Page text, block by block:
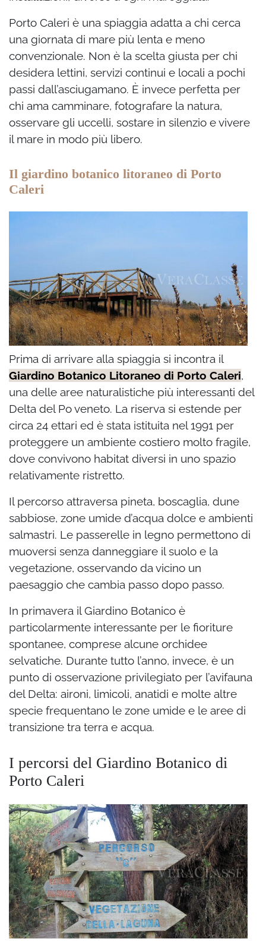
Porto Caleri è una spiaggia adatta a chi cerca
una giornata di mare più lenta e meno
convenzionale. Non è la scelta giusta per chi
desidera lettini, servizi continui e locali a pochi
passi dall’asciugamano. È invece perfetta per
chi ama camminare, fotografare la natura,
osservare gli uccelli, sostare in silenzio e vivere
il mare in modo più libero.
Il giardino botanico litoraneo di Porto
Caleri
Prima di arrivare alla spiaggia si incontra il
Giardino Botanico Litoraneo di Porto Caleri,
una delle aree naturalistiche più interessanti del
Delta del Po veneto. La riserva si estende per
circa 24 ettari ed è stata istituita nel 1991 per
proteggere un ambiente costiero molto fragile,
dove convivono habitat diversi in uno spazio
relativamente ristretto.
Il percorso attraversa pineta, boscaglia, dune
sabbiose, zone umide d’acqua dolce e ambienti
salmastri. Le passerelle in legno permettono di
muoversi senza danneggiare il suolo e la
vegetazione, osservando da vicino un
paesaggio che cambia passo dopo passo.
In primavera il Giardino Botanico è
particolarmente interessante per le fioriture
spontanee, comprese alcune orchidee
selvatiche. Durante tutto l’anno, invece, è un
punto di osservazione privilegiato per l’avifauna
del Delta: aironi, limicoli, anatidi e molte altre
specie frequentano le zone umide e le aree di
transizione tra terra e acqua.
I percorsi del Giardino Botanico di
Porto Caleri